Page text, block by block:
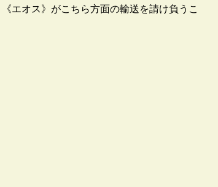
エオス》がこちら方面の輸送を請け負うこ